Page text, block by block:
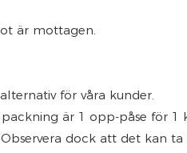
är mottagen.
för våra kunder.
är 1 opp-påse för 1
dock att det kan